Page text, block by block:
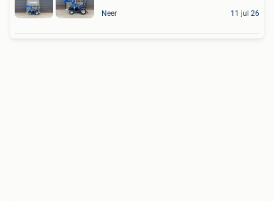
Neer 11 jul 26